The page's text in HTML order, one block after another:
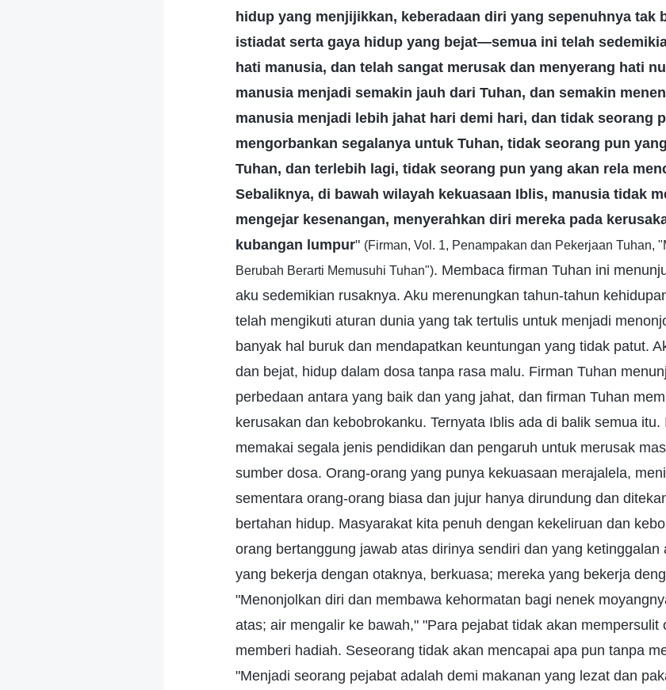
hidup yang menjijikkan, keberadaan diri yang sepenuhnya tak
istiadat serta gaya hidup yang bejat—semua ini telah
hati manusia, dan telah sangat merusak dan menyerang hati
manusia menjadi semakin jauh dari Tuhan, dan semakin
manusia menjadi lebih jahat hari demi hari, dan tidak seorang
mengorbankan segalanya untuk Tuhan, tidak seorang pun
Tuhan, dan terlebih lagi, tidak seorang pun yang akan rela
Sebaliknya, di bawah wilayah kekuasaan Iblis, manusia tidak
mengejar kesenangan, menyerahkan diri mereka pada
kubangan lumpur" (Firman, Vol. 1, Penampakan dan Pekerjaan Tuhan,
Berubah Berarti Memusuhi Tuhan"). Membaca firman Tuhan ini
aku sedemikian rusaknya. Aku merenungkan tahun-tahun
telah mengikuti aturan dunia yang tak tertulis untuk menjadi
banyak hal buruk dan mendapatkan keuntungan yang tidak patut.
dan bejat, hidup dalam dosa tanpa rasa malu. Firman Tuhan
perbedaan antara yang baik dan yang jahat, dan firman Tuhan
kerusakan dan kebobrokanku. Ternyata Iblis ada di balik semua
memakai segala jenis pendidikan dan pengaruh untuk merusak
sumber dosa. Orang-orang yang punya kekuasaan merajalela,
sementara orang-orang biasa dan jujur hanya dirundung dan
bertahan hidup. Masyarakat kita penuh dengan kekeliruan dan
orang bertanggung jawab atas dirinya sendiri dan yang ketinggalan
yang bekerja dengan otaknya, berkuasa; mereka yang bekerja
"Menonjolkan diri dan membawa kehormatan bagi nenek
atas; air mengalir ke bawah," "Para pejabat tidak akan mempersulit
memberi hadiah. Seseorang tidak akan mencapai apa pun tanpa
"Menjadi seorang pejabat adalah demi makanan yang lezat dan